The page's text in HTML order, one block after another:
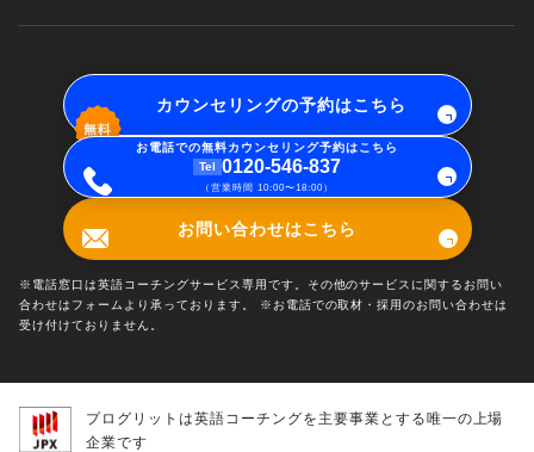
お問い合わせはこちら
※電話窓口は英語コーチングサービス専用です。その他のサービスに関するお問い
合わせはフォームより承っております。 ※お電話での取材・採用のお問い合わせは
受け付けておりません。
カウンセリングの予約はこちら
お電話での無料カウンセリング予約はこちら
Tel 0120-546-837
（営業時間 10:00〜18:00）
プログリットは英語コーチングを主要事業とする唯一の上場
企業です